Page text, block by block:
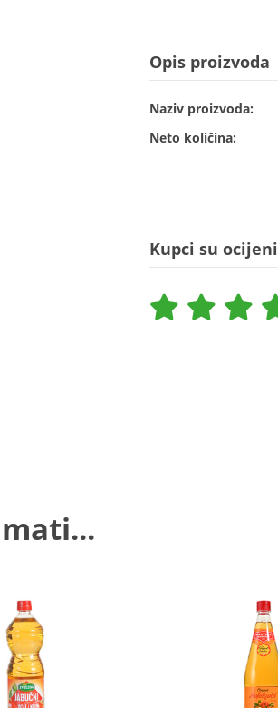
Opis proizvoda
Naziv proizvoda:
Neto količina:
Kupci su